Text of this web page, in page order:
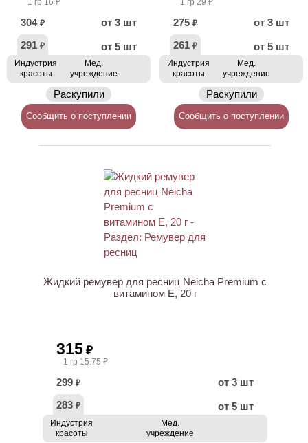
1 гр 16 ₽
304 ₽
от 3 шт
291 ₽ от 5 шт
Индустрия
красоты
Мед.
учреждение
Раскупили
Сообщить о поступлении
1 гр 29 ₽
275 ₽
от 3 шт
261 ₽ от 5 шт
Индустрия
красоты
Мед.
учреждение
Раскупили
Сообщить о поступлении
Жидкий ремувер для ресниц Neicha Premium с
витамином E, 20 г
315 ₽
1 гр 15.75 ₽
299 ₽
от 3 шт
283 ₽ от 5 шт
Индустрия
красоты
Мед.
учреждение